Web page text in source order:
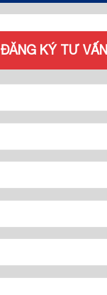
ĐĂNG KÝ TƯ VẤN